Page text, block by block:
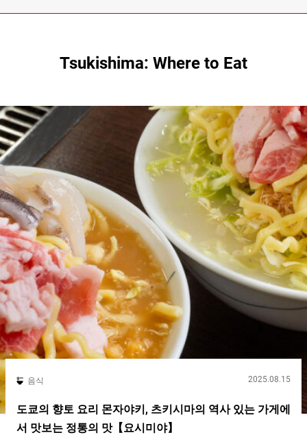
Tsukishima: Where to Eat
음식 2025.08.15
도쿄의 향토 요리 몬자야키, 츠키시마의 역사 있는 가게에
서 맛보는 정통의 맛【요시미야】